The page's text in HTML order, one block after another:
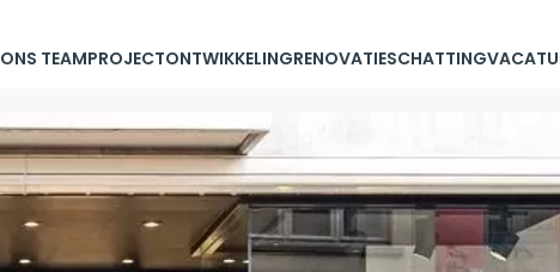
ONS TEAMPROJECTONTWIKKELINGRENOVATIESCHATTING